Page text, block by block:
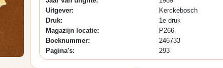
Uitgever:
Kerckebosch
Druk:
1e druk
Magazijn locatie:
P266
Boeknummer:
246733
Pagina's:
293